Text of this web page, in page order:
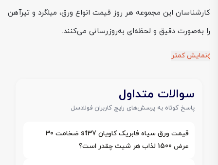
کارشناسان این مجموعه هر روز قیمت انواع ورق، میلگرد و تیرآهن
را به‌صورت دقیق و لحظه‌ای به‌روزرسانی می‌کنند.
نمایش کمتر
سوالات متداول
پاسخ کوتاه به پرسش‌های رایج کاربران فولادسل
قیمت ورق سیاه فابریک کاویان st37 ضخامت 30
عرض 1500 لذاب هر شیت چقدر است؟